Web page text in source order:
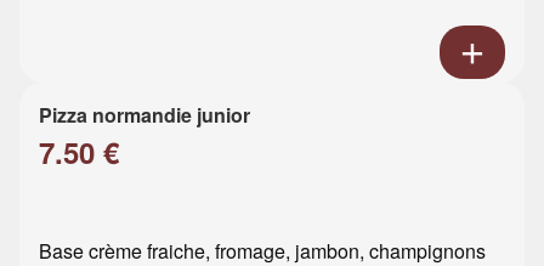
Pizza normandie junior
7.50 €
Base crème fraiche, fromage, jambon, champignons